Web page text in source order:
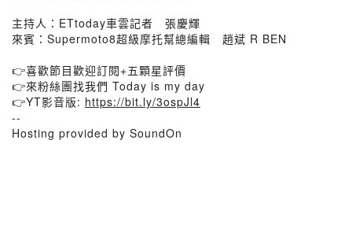
主持人：ETtoday車雲記者 張慶輝
來賓：Supermoto8超級摩托幫總編輯 趙斌 R BEN
👉喜歡節目歡迎訂閱+五顆星評價
👉來粉絲團找我們 Today is my day
👉YT影音版: https://bit.ly/3ospJl4
--
Hosting provided by SoundOn